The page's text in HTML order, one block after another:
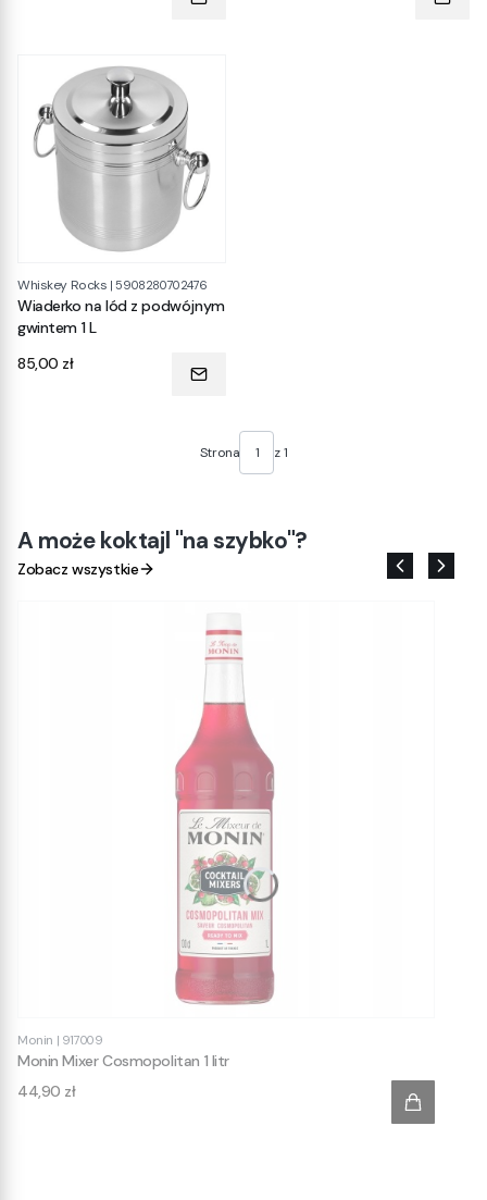
Whiskey Rocks |5908280702476
Wiaderko na lód z podwójnym
gwintem 1 L
Cena
85,00 zł
Strona z 1
A może koktajl "na szybko"?
Zobacz wszystkie
Monin | 917009
Monin Mixer Cosmopolitan 1 litr
Cena
44,90 zł